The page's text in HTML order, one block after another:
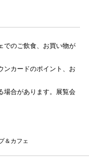
＆カフェ
でのご飲食、お買い物が
ンカードのポイント、お
場合があります。展覧会